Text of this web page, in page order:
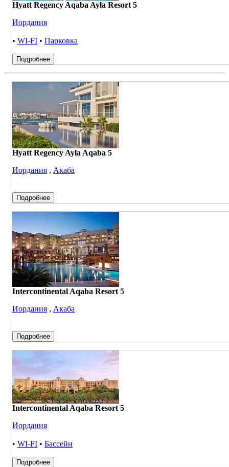
Hyatt Regency Aqaba Ayla Resort 5
Иордания
• WI-FI • Парковка
Подробнее
Hyatt Regency Ayla Aqaba 5
Иордания , Акаба
Подробнее
Intercontinental Aqaba Resort 5
Иордания , Акаба
Подробнее
Intercontinental Aqaba Resort 5
Иордания
• WI-FI • Бассейн
Подробнее